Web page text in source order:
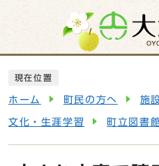
ページの先頭です
現在位置
ホーム 町民の方へ 施
文化・生涯学習 町立図書